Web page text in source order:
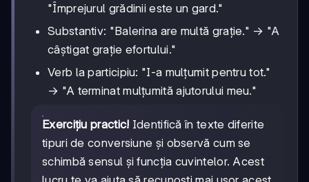
"Împrejurul grădinii este un gard."
Substantiv: "Balerina are multă grație." → "A
câștigat grație efortului."
Verb la participiu: "I-a mulțumit pentru tot."
→ "A terminat mulțumită ajutorului meu."
Exercițiu practic! Identifică în texte diferite
tipuri de conversiune și observă cum se
schimbă sensul și funcția cuvintelor. Acest